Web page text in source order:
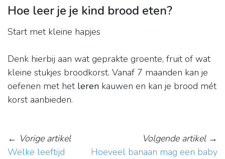
Hoe leer je je kind brood eten?
Start met kleine hapjes
Denk hierbij aan wat geprakte groente, fruit of wat
kleine stukjes broodkorst. Vanaf 7 maanden kan je
oefenen met het leren kauwen en kan je brood mét
korst aanbieden.
← Vorige artikel
Welke leeftijd
Volgende artikel→
Hoeveel banaan mag een baby